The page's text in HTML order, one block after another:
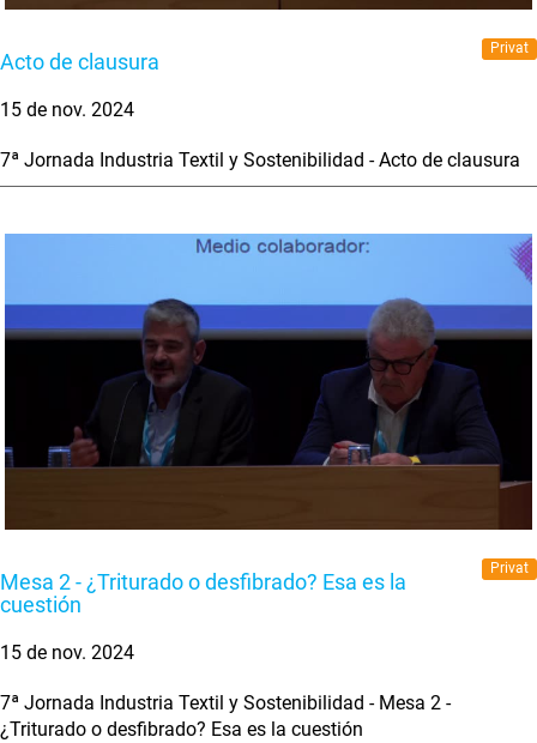
Acto de clausura
Privat
15 de nov. 2024
7ª Jornada Industria Textil y Sostenibilidad - Acto de clausura
Mesa 2 - ¿Triturado o desfibrado? Esa es la
cuestión
Privat
15 de nov. 2024
7ª Jornada Industria Textil y Sostenibilidad - Mesa 2 -
¿Triturado o desfibrado? Esa es la cuestión